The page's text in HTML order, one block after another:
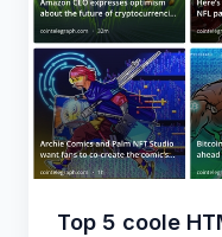
Top 5 coole